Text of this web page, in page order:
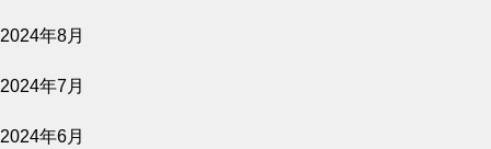
2026年8月7日～9月17日
2024年8月
2024年7月
2024年6月